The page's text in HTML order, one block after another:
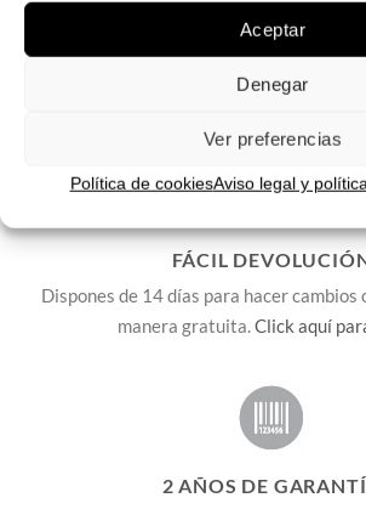
Aceptar
Denegar
Ver preferencias
Política de cookiesAviso legal y
ENVÍOS GRATIS
We ship to all EU
FÁCIL
Dispones de 14 días para hacer cambios
manera gratuita.Click aquí
2 AÑOS DE